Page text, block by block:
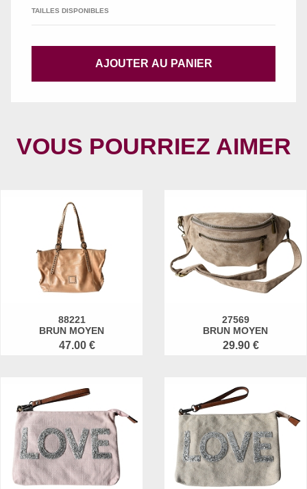
TAILLES DISPONIBLES
AJOUTER AU PANIER
VOUS POURRIEZ AIMER
88221
BRUN MOYEN
47.00 €
27569
BRUN MOYEN
29.90 €